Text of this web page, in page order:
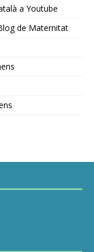
a Youtube
de Maternitat